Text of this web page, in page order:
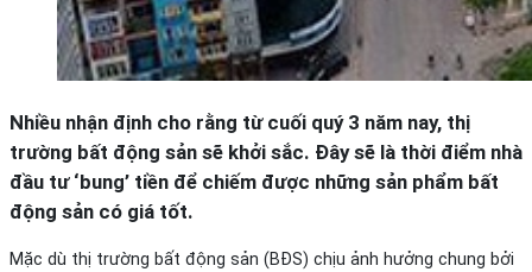
Nhiều nhận định cho rằng từ cuối quý 3 năm nay, thị
trường bất động sản sẽ khởi sắc. Đây sẽ là thời điểm nhà
đầu tư ‘bung’ tiền để chiếm được những sản phẩm bất
động sản có giá tốt.
Mặc dù thị trường bất động sản (BĐS) chịu ảnh hưởng chung bởi